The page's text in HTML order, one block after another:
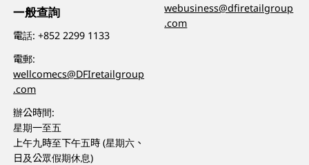
一般查詢
電話:+852 2299 1133
電郵:
wellcomecs@DFIretailgroup
.com
辦公時間:
星期一至五
上午九時至下午五時 (星期六、
日及公眾假期休息)
webusiness@dfiretailgroup
.com